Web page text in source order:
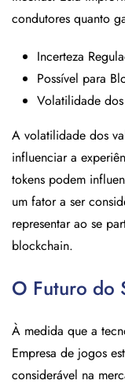
condutores quanto
Incerteza
Possível para
Volatilidade
A volatilidade dos
influenciar a
tokens podem
um fator a ser
representar ao se
blockchain.
O Futuro do
À medida que a
Empresa de jogos
considerável na